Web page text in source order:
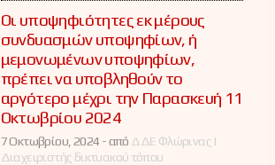
Οι υποψηφιότητες εκ μέρους
συνδυασμών υποψηφίων, ή
μεμονωμένων υποψηφίων,
πρέπει να υποβληθούν το
αργότερο μέχρι την Παρασκευή 11
Οκτωβρίου 2024
7 Οκτωβρίου, 2024 -από ΔΔΕ Φλώρινας |
Διαχειριστής δικτυακού τόπου